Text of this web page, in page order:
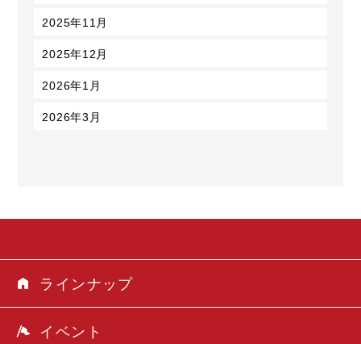
2025年11月
2025年12月
2026年1月
2026年3月
ラインナップ
イベント